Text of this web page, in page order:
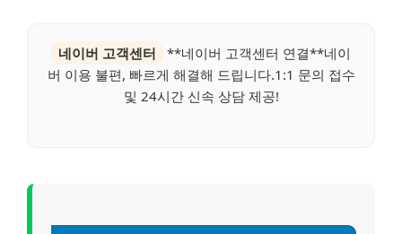
네이버 고객센터
**네이버 고객센터 연결**네이
버 이용 불편, 빠르게 해결해 드립니다.1:1 문의 접수
및 24시간 신속 상담 제공!